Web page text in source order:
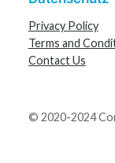
Privacy Policy
Terms and
Contact Us
© 2020-2024